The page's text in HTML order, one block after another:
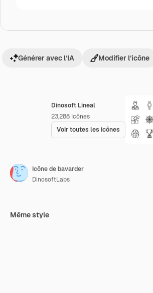
Dinosoft Lineal
23,288 Icônes
Voir toutes les icônes
Générer avec l’IA Modifier l’icône
Icône de bavarder
DinosoftLabs
Même style